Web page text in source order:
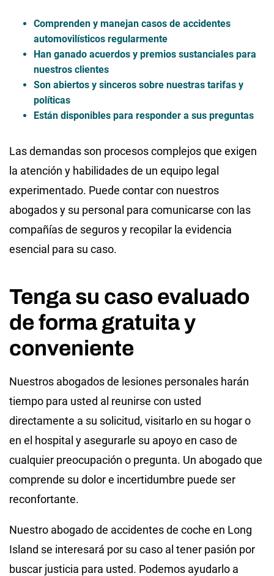
Comprenden y manejan casos de accidentes
automovilísticos regularmente
Han ganado acuerdos y premios sustanciales para
nuestros clientes
Son abiertos y sinceros sobre nuestras tarifas y
políticas
Están disponibles para responder a sus preguntas
Las demandas son procesos complejos que exigen
la atención y habilidades de un equipo legal
experimentado. Puede contar con nuestros
abogados y su personal para comunicarse con las
compañías de seguros y recopilar la evidencia
esencial para su caso.
Tenga su caso evaluado
de forma gratuita y
conveniente
Nuestros abogados de lesiones personales harán
tiempo para usted al reunirse con usted
directamente a su solicitud, visitarlo en su hogar o
en el hospital y asegurarle su apoyo en caso de
cualquier preocupación o pregunta. Un abogado que
comprende su dolor e incertidumbre puede ser
reconfortante.
Nuestro abogado de accidentes de coche en Long
Island se interesará por su caso al tener pasión por
buscar justicia para usted. Podemos ayudarlo a